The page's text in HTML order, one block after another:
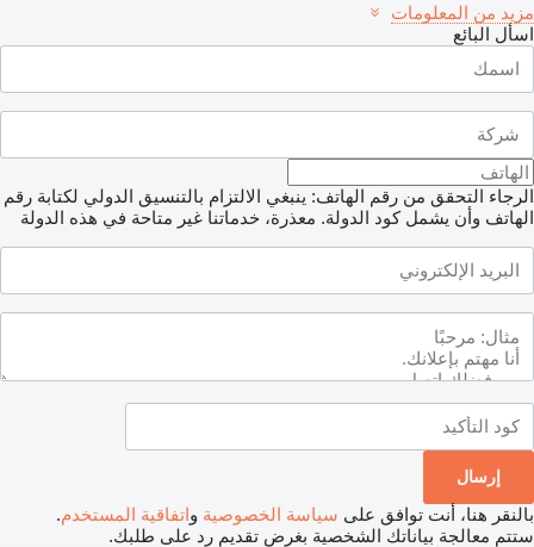
مزيد من المعلومات
اسأل البائع
الرجاء التحقق من رقم الهاتف: ينبغي الالتزام بالتنسيق الدولي لكتابة رقم
الهاتف وأن يشمل كود الدولة. معذرة، خدماتنا غير متاحة في هذه الدولة
بالنقر هنا، أنت توافق على سياسة الخصوصية واتفاقية المستخدم.
ستتم معالجة بياناتك الشخصية بغرض تقديم رد على طلبك.